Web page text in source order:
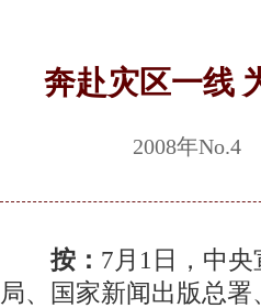
奔赴灾区一线
2008年
按： 7月1日，中
局、国家新闻出版总